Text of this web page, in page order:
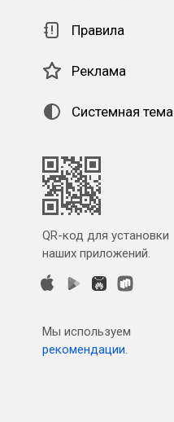
Правила
Реклама
Системная тема
QR-код для установки
наших приложений.
Мы используем
рекомендации.